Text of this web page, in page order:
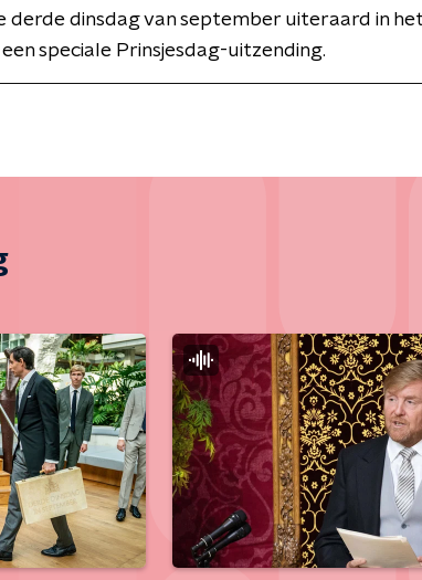
derde dinsdag van september uiteraard in
speciale Prinsjesdag-uitzending.